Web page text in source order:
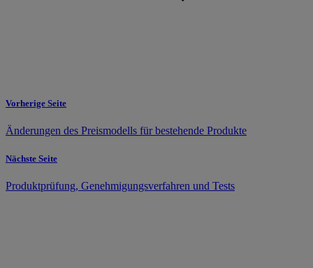
Vorherige Seite
Änderungen des Preismodells für bestehende Produkte
Nächste Seite
Produktprüfung, Genehmigungsverfahren und Tests